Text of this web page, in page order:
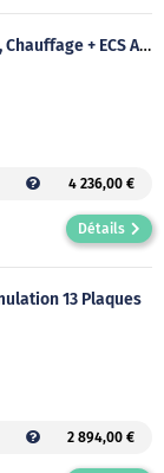
Chaudière Murale Gaz À Condensation NAEMA 3, Chauffage + ECS Accumulée
4 236,00 €
Détails
13 Plaques
2 894,00 €